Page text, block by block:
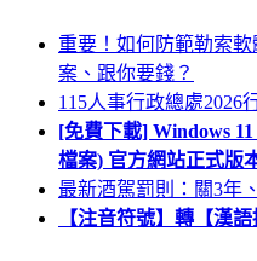
重要！如何防範勒索
案、跟你要錢？
115人事行政總處2026
[免費下載] Windows
檔案) 官方網站正式版
最新酒駕罰則：關3年
【注音符號】轉【漢